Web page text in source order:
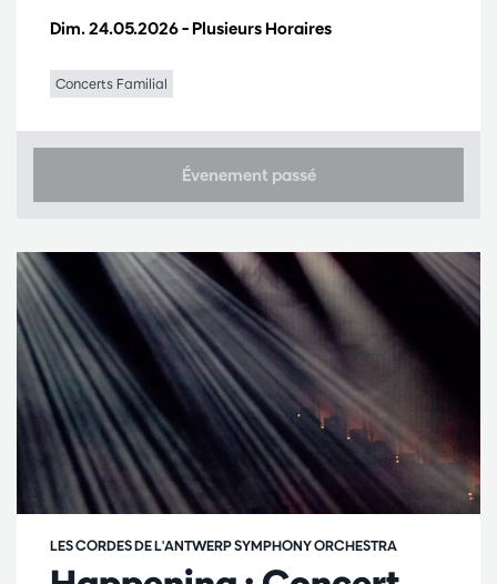
Dim. 24.05.2026– Plusieurs Horaires
Concerts Familial
Évenement passé
LES CORDES DE L'ANTWERP SYMPHONY ORCHESTRA